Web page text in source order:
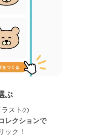
ぶ
ラストの
レクションで
ック！